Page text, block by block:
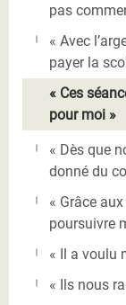
pas
« Avec
payer la
« Ces
pour moi »
« Dès que
donné du
« Grâce
poursuivre
« Il a voulu
« Ils nous